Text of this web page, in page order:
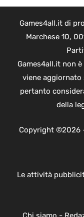
Games4all.it di
Marchese 10,
Games4all.it non
viene aggiornato
pertanto
della
Copyright
Le attività